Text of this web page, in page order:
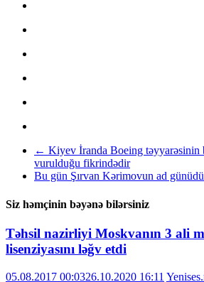
← Kiyev İranda Boeing təyyarəsinin
vurulduğu fikrindədir
Bu gün Şırvan Kərimovun ad
Siz həmçinin bəyənə bilərsiniz
Təhsil nazirliyi Moskvanın 3 ali
lisenziyasını ləğv etdi
05.08.2017 00:0326.10.2020 16:11